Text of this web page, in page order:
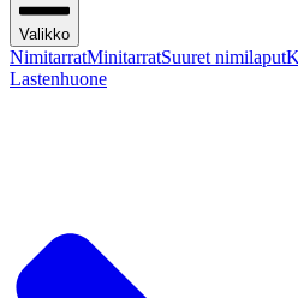
Valikko
NimitarratMinitarratSuuret nimilaput
Lastenhuone